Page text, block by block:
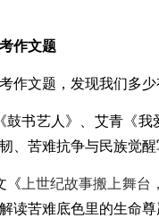
作文题
作文题，发现我们多少
鼓书艺人》、艾青《
、苦难抗争与民族觉醒
《 上世纪故事搬上舞台
读苦难底色里的生命